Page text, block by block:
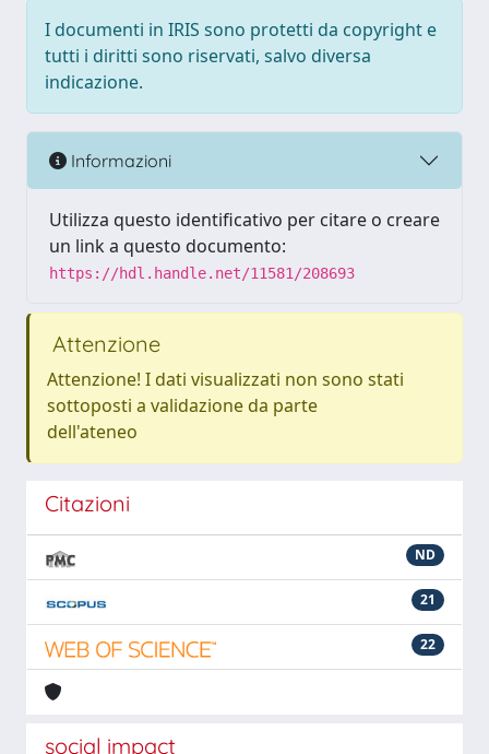
I documenti in IRIS sono protetti da copyright e
tutti i diritti sono riservati, salvo diversa
indicazione.
Informazioni
Utilizza questo identificativo per citare o creare
un link a questo documento:
https://hdl.handle.net/11581/208693
Attenzione
Attenzione! I dati visualizzati non sono stati
sottoposti a validazione da parte
dell'ateneo
Citazioni
ND
21
22
social impact